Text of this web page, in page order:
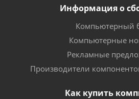
Информация о
Компьютерный
Компьютерные
Рекламные
Производители
Как купить